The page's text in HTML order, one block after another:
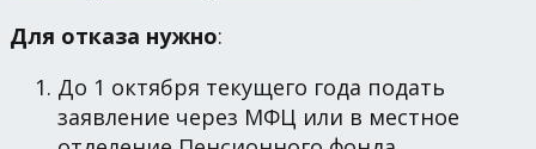
Для отказа нужно:
До 1 октября текущего года подать
заявление через МФЦ или в местное